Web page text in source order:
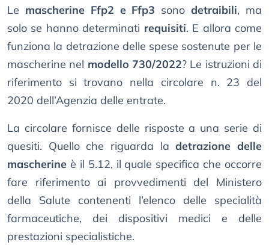
Le mascherine Ffp2 e Ffp3 sonodetraibili, ma
solo se hanno determinati requisiti. E allora come
funziona la detrazione delle spese sostenute per le
mascherine nel modello 730/2022? Le istruzioni di
riferimento si trovano nella circolare n. 23 del
2020 dell’Agenzia delle entrate.
La circolare fornisce delle risposte a una serie di
quesiti. Quello che riguarda ladetrazione delle
mascherine è il 5.12, il quale specifica che occorre
fare riferimento ai provvedimenti del Ministero
della Salute contenenti l’elenco delle specialità
farmaceutiche, dei dispositivi medici e delle
prestazioni specialistiche.